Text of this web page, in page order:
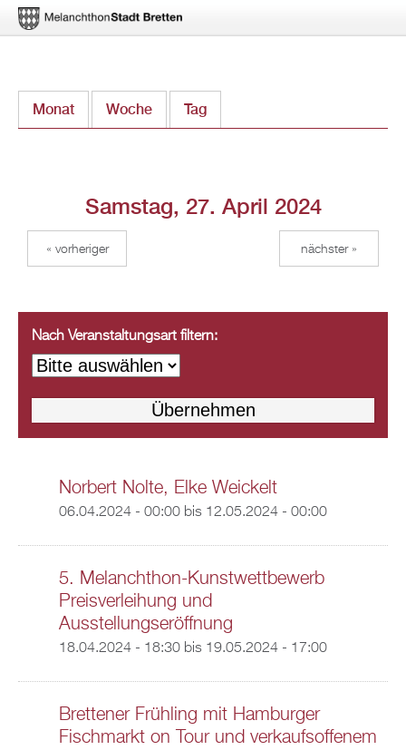
zum
Monat Woche Tag
Samstag, 27. April 2024
« vorheriger nächster »
Nach Veranstaltungsart filtern:
Norbert Nolte, Elke Weickelt
06.04.2024 - 00:00bis 12.05.2024 - 00:00
5. Melanchthon-Kunstwettbewerb
Preisverleihung und
Ausstellungseröffnung
18.04.2024 - 18:30bis 19.05.2024 - 17:00
Brettener Frühling mit Hamburger
Fischmarkt on Tour und verkaufsoffenem